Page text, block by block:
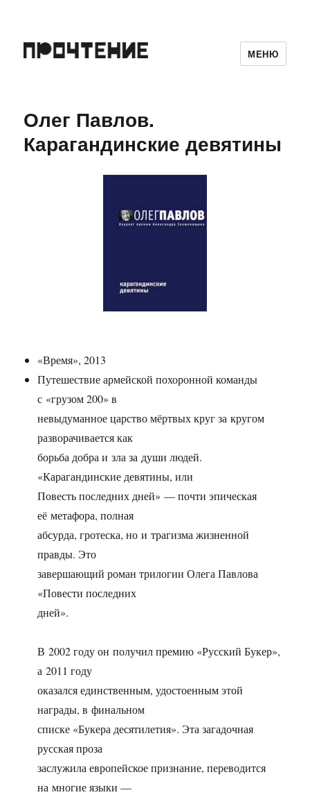
МЕНЮ
Олег Павлов.
Карагандинские девятины
«Время», 2013
Путешествие армейской похоронной команды
с «грузом 200» в
невыдуманное царство мёртвых круг за кругом
разворачивается как
борьба добра и зла за души людей.
«Карагандинские девятины, или
Повесть последних дней» — почти эпическая
её метафора, полная
абсурда, гротеска, но и трагизма жизненной
правды. Это
завершающий роман трилогии Олега Павлова
«Повести последних
дней».
В 2002 году он получил премию «Русский Букер»,
а 2011 году
оказался единственным, удостоенным этой
награды, в финальном
списке «Букера десятилетия». Эта загадочная
русская проза
заслужила европейское признание, переводится
на многие языки —